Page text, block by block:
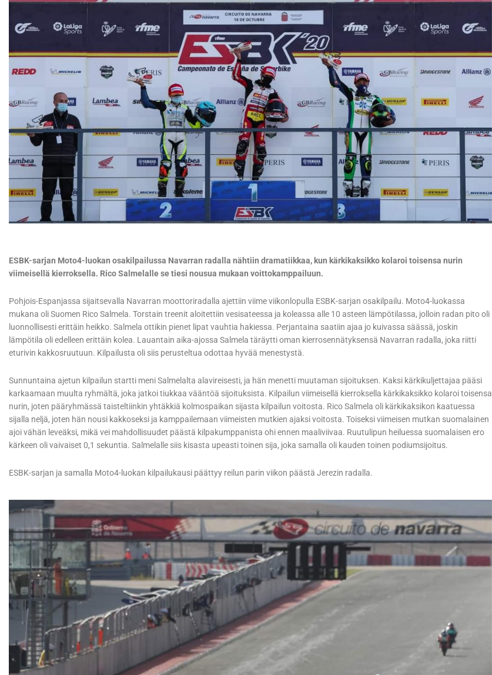
ESBK-sarjan Moto4-luokan osakilpailussa Navarran radalla nähtiin dramatiikkaa, kun kärkikaksikko kolaroi toisensa nurin
viimeisellä kierroksella. Rico Salmelalle se tiesi nousua mukaan voittokamppailuun.
Pohjois-Espanjassa sijaitsevalla Navarran moottoriradalla ajettiin viime viikonlopulla ESBK-sarjan osakilpailu. Moto4-luokassa
mukana oli Suomen Rico Salmela. Torstain treenit aloitettiin vesisateessa ja koleassa alle 10 asteen lämpötilassa, jolloin radan pito oli
luonnollisesti erittäin heikko. Salmela ottikin pienet lipat vauhtia hakiessa. Perjantaina saatiin ajaa jo kuivassa säässä, joskin
lämpötila oli edelleen erittäin kolea. Lauantain aika-ajossa Salmela täräytti oman kierrosennätyksensä Navarran radalla, joka riitti
eturivin kakkosruutuun. Kilpailusta oli siis perusteltua odottaa hyvää menestystä.
Sunnuntaina ajetun kilpailun startti meni Salmelalta alavireisesti, ja hän menetti muutaman sijoituksen. Kaksi kärkikuljettajaa pääsi
karkaamaan muulta ryhmältä, joka jatkoi tiukkaa vääntöä sijoituksista. Kilpailun viimeisellä kierroksella kärkikaksikko kolaroi toisensa
nurin, joten pääryhmässä taisteltiinkin yhtäkkiä kolmospaikan sijasta kilpailun voitosta. Rico Salmela oli kärkikaksikon kaatuessa
sijalla neljä, joten hän nousi kakkoseksi ja kamppailemaan viimeisten mutkien ajaksi voitosta. Toiseksi viimeisen mutkan suomalainen
ajoi vähän leveäksi, mikä vei mahdollisuudet päästä kilpakumppanista ohi ennen maaliviivaa. Ruutulipun heiluessa suomalaisen ero
kärkeen oli vaivaiset 0,1 sekuntia. Salmelalle siis kisasta upeasti toinen sija, joka samalla oli kauden toinen podiumsijoitus.
ESBK-sarjan ja samalla Moto4-luokan kilpailukausi päättyy reilun parin viikon päästä Jerezin radalla.